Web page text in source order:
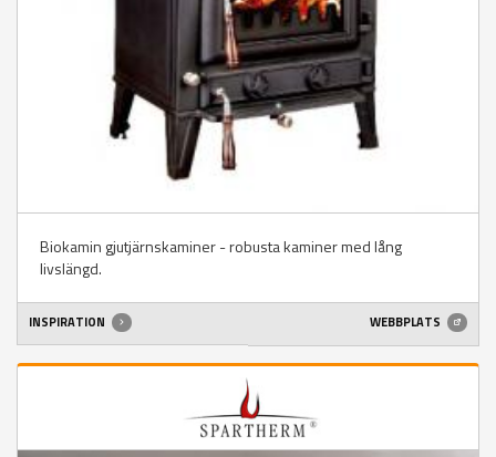
Biokamin gjutjärnskaminer - robusta kaminer med lång
livslängd.
INSPIRATION WEBBPLATS